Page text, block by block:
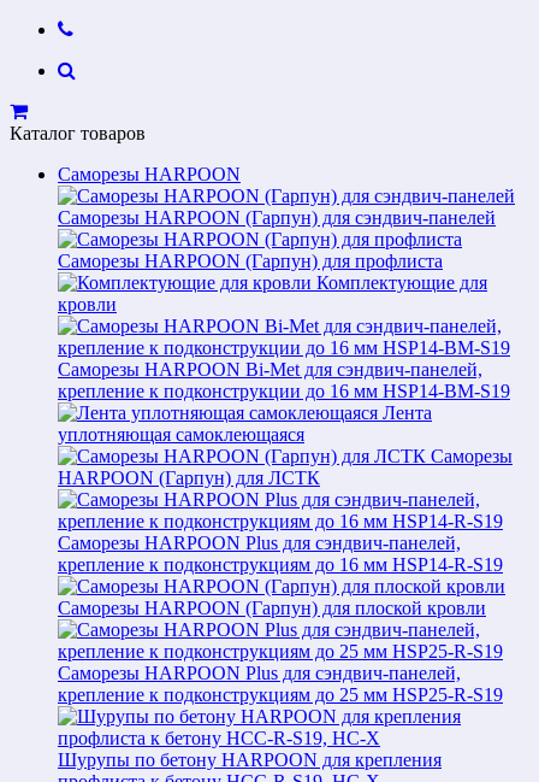
Каталог товаров
Саморезы HARPOON
Саморезы HARPOON (Гарпун) для сэндвич-панелей
Саморезы HARPOON (Гарпун) для профлиста
Комплектующие для
кровли
Саморезы HARPOON Bi-Met для сэндвич-панелей,
крепление к подконструкции до 16 мм HSP14-BM-S19
Лента
уплотняющая самоклеющаяся
Саморезы
HARPOON (Гарпун) для ЛСТК
Саморезы HARPOON Plus для сэндвич-панелей,
крепление к подконструкциям до 16 мм HSP14-R-S19
Саморезы HARPOON (Гарпун) для плоской кровли
Саморезы HARPOON Plus для сэндвич-панелей,
крепление к подконструкциям до 25 мм HSP25-R-S19
Шурупы по бетону HARPOON для крепления